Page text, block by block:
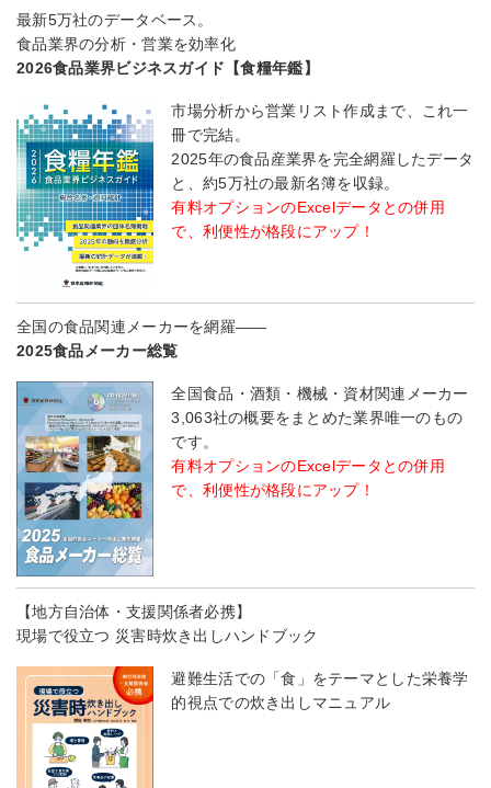
最新5万社のデータベース。
食品業界の分析・営業を効率化
2026食品業界ビジネスガイド【食糧年鑑】
市場分析から営業リスト作成まで、これ一
冊で完結。
2025年の食品産業界を完全網羅したデータ
と、約5万社の最新名簿を収録。
有料オプションのExcelデータとの併用
で、利便性が格段にアップ！
全国の食品関連メーカーを網羅――
2025食品メーカー総覧
全国食品・酒類・機械・資材関連メーカー
3,063社の概要をまとめた業界唯一のもの
です。
有料オプションのExcelデータとの併用
で、利便性が格段にアップ！
【地方自治体・支援関係者必携】
現場で役立つ 災害時炊き出しハンドブック
避難生活での「食」をテーマとした栄養学
的視点での炊き出しマニュアル